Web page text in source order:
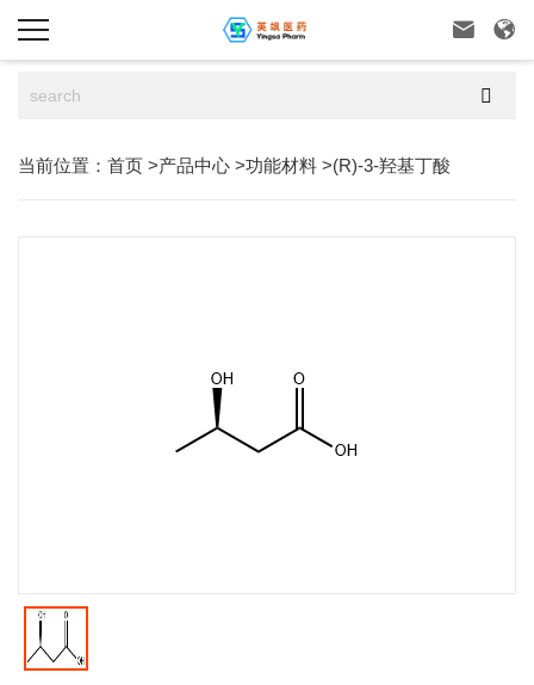
 

当前位置： 首页 >产品中心 >功能材料 >(R)-3-羟基丁酸